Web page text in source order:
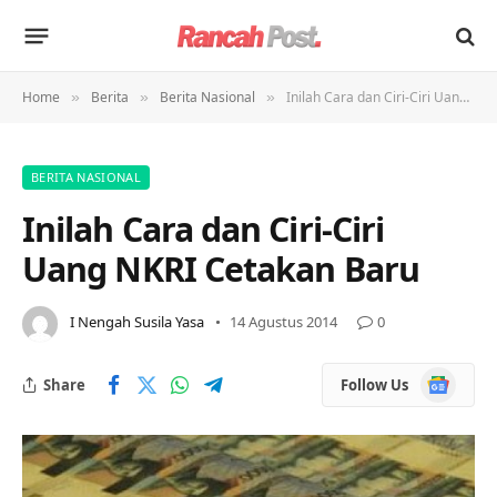
Home » Berita » Berita Nasional » Inilah Cara dan Ciri-Ciri Uang NKRI Cetakan Baru
BERITA NASIONAL
Inilah Cara dan Ciri-Ciri
Uang NKRI Cetakan Baru
I Nengah Susila Yasa 14 Agustus 2014 0
Share Follow Us
Google
News